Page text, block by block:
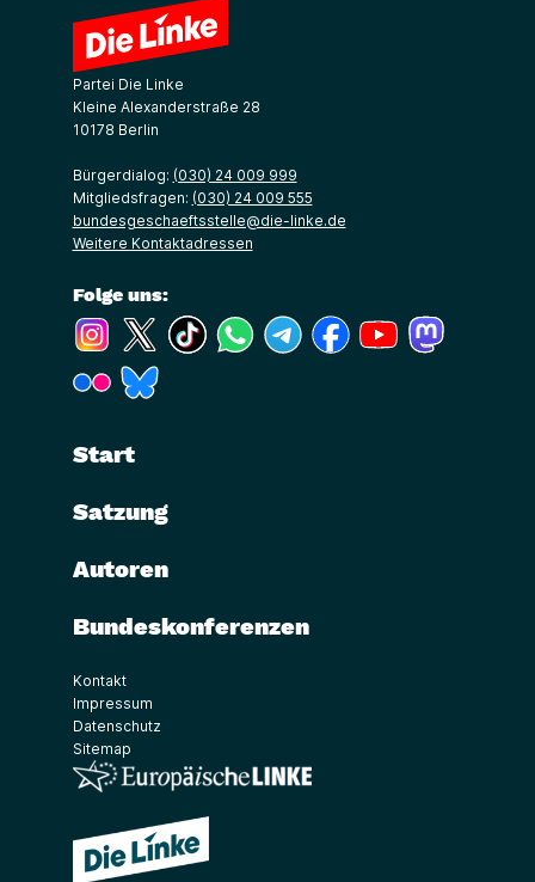
Partei Die Linke
Kleine Alexanderstraße 28
10178 Berlin
Bürgerdialog: (030) 24 009 999
Mitgliedsfragen: (030) 24 009 555
bundesgeschaeftsstelle@die-linke.de
Weitere Kontaktadressen
Folge uns:
(Link öffnet ein neues Fenster)
(Link öffnet ein neues Fenster)
(Link öffnet ein neues Fenster)
(Link öffnet ein neues Fenster)
(Link öffnet ein neues Fenster)
(Link öffnet ein neues
(Link öffnet ein
(Link öffnet ein neues Fenster)
Start
Satzung
Autoren
Bundeskonferenzen
Kontakt
Impressum
Datenschutz
Sitemap
(Link öffnet ein neues Fenster)